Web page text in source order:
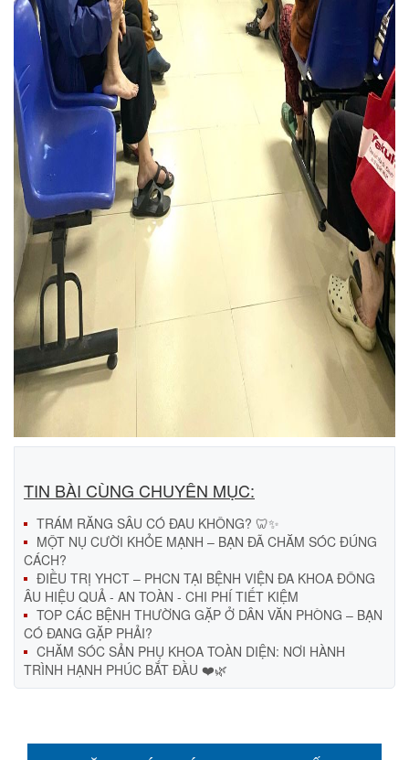
TIN BÀI CÙNG CHUYÊN MỤC:
TRÁM RĂNG SÂU CÓ ĐAU KHÔNG? 🦷✨
MỘT NỤ CƯỜI KHỎE MẠNH – BẠN ĐÃ CHĂM SÓC ĐÚNG
CÁCH?
ĐIỀU TRỊ YHCT – PHCN TẠI BỆNH VIỆN ĐA KHOA ĐÔNG
ÂU HIỆU QUẢ - AN TOÀN - CHI PHÍ TIẾT KIỆM
TOP CÁC BỆNH THƯỜNG GẶP Ở DÂN VĂN PHÒNG – BẠN
CÓ ĐANG GẶP PHẢI?
CHĂM SÓC SẢN PHỤ KHOA TOÀN DIỆN: NƠI HÀNH
TRÌNH HẠNH PHÚC BẮT ĐẦU ❤️🌿